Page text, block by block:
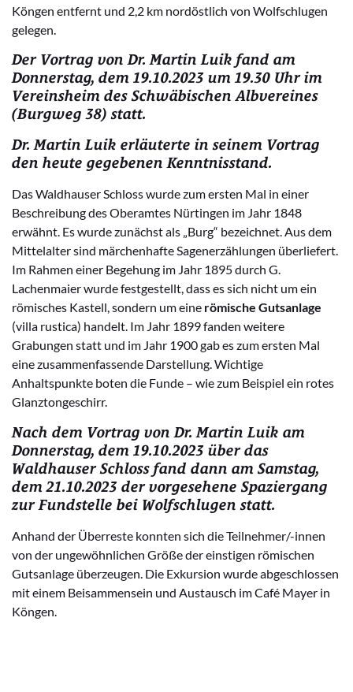
Köngen entfernt und 2,2 km nordöstlich von Wolfschlugen
gelegen.
Der Vortrag von Dr. Martin Luik fand am
Donnerstag, dem 19.10.2023 um 19.30 Uhr im
Vereinsheim des Schwäbischen Albvereines
(Burgweg 38) statt.
Dr. Martin Luik erläuterte in seinem Vortrag
den heute gegebenen Kenntnisstand.
Das Waldhauser Schloss wurde zum ersten Mal in einer
Beschreibung des Oberamtes Nürtingen im Jahr 1848
erwähnt. Es wurde zunächst als „Burg“ bezeichnet. Aus dem
Mittelalter sind märchenhafte Sagenerzählungen überliefert.
Im Rahmen einer Begehung im Jahr 1895 durch G.
Lachenmaier wurde festgestellt, dass es sich nicht um ein
römisches Kastell, sondern um eine römische Gutsanlage
(villa rustica) handelt. Im Jahr 1899 fanden weitere
Grabungen statt und im Jahr 1900 gab es zum ersten Mal
eine zusammenfassende Darstellung. Wichtige
Anhaltspunkte boten die Funde – wie zum Beispiel ein rotes
Glanztongeschirr.
Nach dem Vortrag von Dr. Martin Luik am
Donnerstag, dem 19.10.2023 über das
Waldhauser Schloss fand dann am Samstag,
dem 21.10.2023 der vorgesehene Spaziergang
zur Fundstelle bei Wolfschlugen statt.
Anhand der Überreste konnten sich die Teilnehmer/-innen
von der ungewöhnlichen Größe der einstigen römischen
Gutsanlage überzeugen. Die Exkursion wurde abgeschlossen
mit einem Beisammensein und Austausch im Café Mayer in
Köngen.